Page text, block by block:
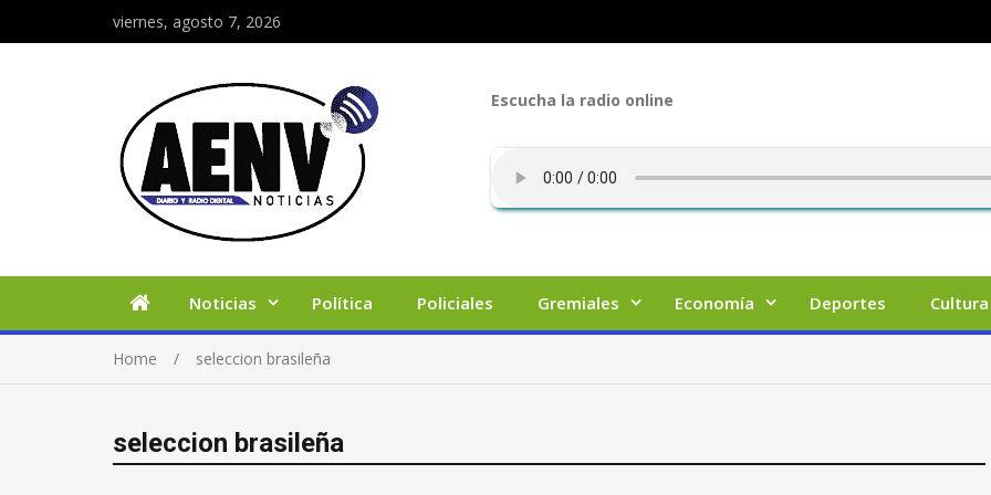
viernes, agosto 7, 2026
Escucha la radio online
Noticias Política Policiales Gremiales Economía Deportes Cultura
Home seleccion brasileña
seleccion brasileña